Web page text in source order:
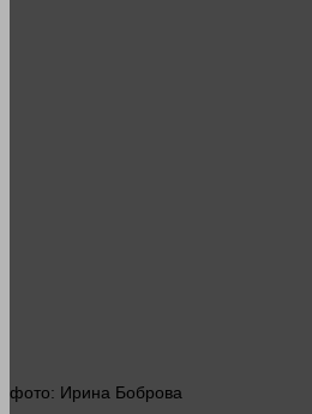
фото: Ирина Боброва